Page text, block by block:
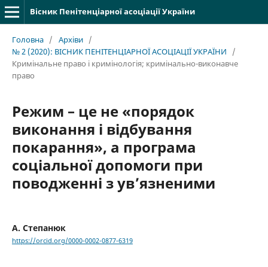
Вісник Пенітенціарної асоціації України
Головна / Архіви /
№ 2 (2020): ВІСНИК ПЕНІТЕНЦІАРНОЇ АСОЦІАЦІЇ УКРАЇНИ
/
Кримінальне право і кримінологія; кримінально-виконавче
право
Режим – це не «порядок
виконання і відбування
покарання», а програма
соціальної допомоги при
поводженні з ув’язненими
А. Степанюк
https://orcid.org/0000-0002-0877-6319